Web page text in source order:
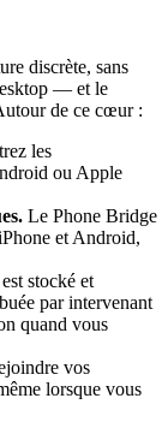
discrète, sans
— et le
de ce cœur :
les
ou Apple
Le Phone Bridge
et Android,
stocké et
par intervenant
quand vous
vos
lorsque vous